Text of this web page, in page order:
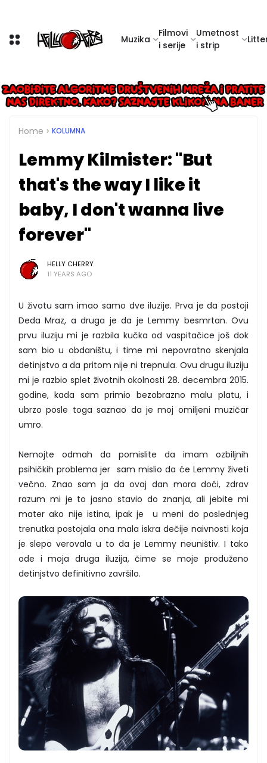
Muzika
Filmovi
i serije
Umetnost
i strip
Home KOLUMNA
Lemmy Kilmister: "But
that's the way I like it
baby, I don't wanna live
forever"
HELLY CHERRY
11 YEARS AGO
U životu sam imao samo dve iluzije. Prva je da postoji
Deda Mraz, a druga je da je Lemmy besmrtan. Ovu
prvu iluziju mi je razbila kučka od vaspitačice još dok
sam bio u obdaništu, i time mi nepovratno skenjala
detinjstvo a da pritom nije ni trepnula. Ovu drugu iluziju
mi je razbio splet životnih okolnosti 28. decembra 2015.
godine, kada sam primio bezobrazno malu platu, i
ubrzo posle toga saznao da je moj omiljeni muzičar
umro.
Nemojte odmah da pomislite da imam ozbiljnih
psihičkih problema jer sam mislio da će Lemmy živeti
večno. Znao sam ja da ovaj dan mora doći, zdrav
razum mi je to jasno stavio do znanja, ali jebite mi
mater ako nije istina, ipak je u meni do poslednjeg
trenutka postojala ona mala iskra dečije naivnosti koja
je slepo verovala u to da je Lemmy neuništiv. I tako
ode i moja druga iluzija, čime se moje produženo
detinjstvo definitivno završilo.